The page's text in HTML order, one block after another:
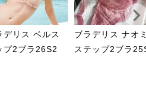
デリス ベルス
プ2ブラ26S2
ブラデリス ナオ
ステップ2ブラ